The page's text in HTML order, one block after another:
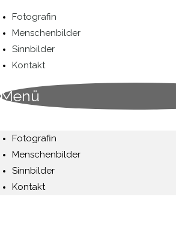
Zum
Inhalt
springen
Fotografin
Menschenbilder
Sinnbilder
Kontakt
Menü
Fotografin
Menschenbilder
Sinnbilder
Kontakt